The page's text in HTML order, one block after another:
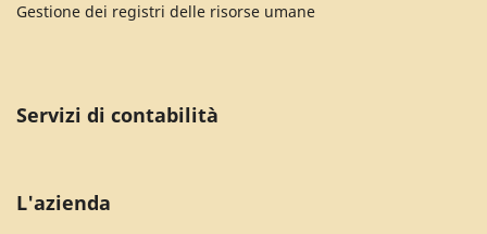
Gestione dei registri delle risorse umane
Servizi di contabilità
L'azienda